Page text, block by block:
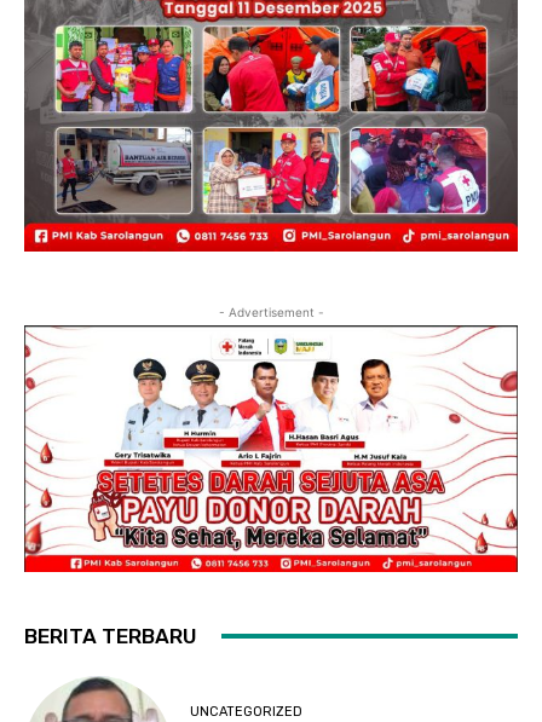
- Advertisement -
BERITA TERBARU
UNCATEGORIZED